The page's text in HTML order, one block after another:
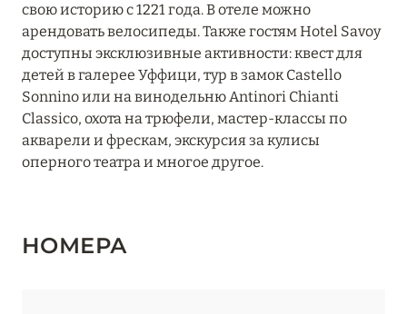
ФЛОРЕНЦИЯ 14
Anglo American Hotel Florence
Brunelleschi Hotel
Hotel Bernini Palace
свою историю с 1221 года. В отеле можно
арендовать велосипеды. Также гостям Hotel Savoy
доступны эксклюзивные активности: квест для
детей в галерее Уффици, тур в замок Castello
Sonnino или на винодельню Antinori Chianti
Classico, охота на трюфели, мастер-классы по
акварели и фрескам, экскурсия за кулисы
оперного театра и многое другое.
НОМЕРА